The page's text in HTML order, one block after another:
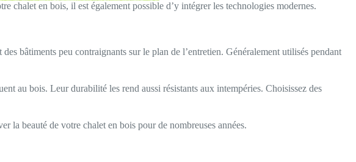
chalet en bois, il est également possible d’y intégrer les technologies modernes.
bâtiments peu contraignants sur le plan de l’entretien. Généralement utilisés pendant
au bois. Leur durabilité les rend aussi résistants aux intempéries. Choisissez des
la beauté de votre chalet en bois pour de nombreuses années.